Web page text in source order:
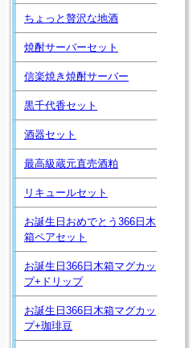
ちょっと贅沢な地酒
焼酎サーバーセット
信楽焼き焼酎サーバー
黒千代香セット
酒器セット
最高級蔵元直売酒粕
リキュールセット
お誕生日おめでとう366日木
箱ペアセット
お誕生日366日木箱マグカッ
プ+ドリップ
お誕生日366日木箱マグカッ
プ+珈琲豆